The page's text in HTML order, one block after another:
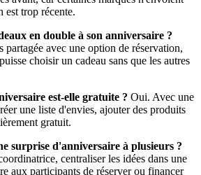
trop récente.
en double à son anniversaire ?
avec une option de réservation,
choisir un cadeau sans que les autres
est-elle gratuite ? Oui. Avec une
une liste d'envies, ajouter des produits
gratuit.
surprise d'anniversaire à plusieurs ?
centraliser les idées dans une
aux participants de réserver ou financer